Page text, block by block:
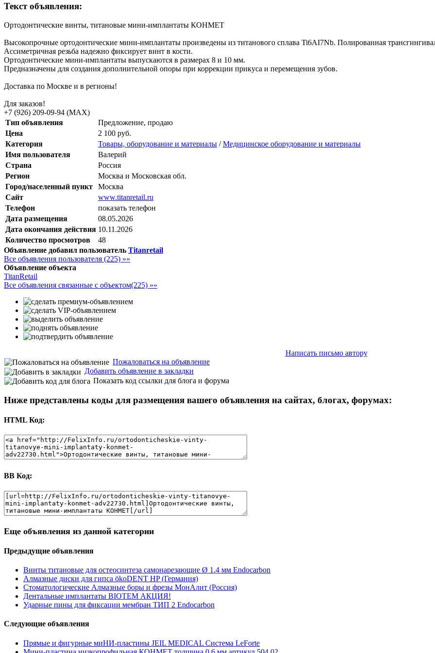
Текст объявления:
Ортодонтические винты, титановые мини-имплантаты КОНМЕТ
Высокопрочные ортодонтические мини-имплантаты произведены из титанового сплава Ti6AI7Nb. Полированная
Ассиметричная резьба надежно фиксирует винт в кости.
Ортодонтические мини-имплантаты выпускаются в размерах 8 и 10 мм.
Предназначены для создания дополнительной опоры при коррекции прикуса и перемещения зубов.
Доставка по Москве и в регионы!
Для заказов!
+7 (926) 209-09-94 (МАХ)
Тип объявления
Предложение, продаю
Цена
2 100 руб.
Категория
Товары, оборудование и материалы /Медицинское оборудование и материалы
Имя пользователя
Валерий
Страна
Россия
Регион
Москва и Московская обл.
Город/населенный пункт
Москва
Сайт
www.titanretail.ru
Телефон
показать телефон
Дата размещения
08.05.2026
Дата окончания действия 10.11.2026
Количество просмотров
48
Объявление добавил пользователь Titanretail
Все объявления пользователя (225) »»
Объявление объекта
TitanRetail
Все объявления связанные с объектом(225) »»
Написать письмо автору
Пожаловаться на объявление
Добавить объявление в закладки
Показать код ссылки для блога и форума
Ниже представлены коды для размещения вашего объявления на сайтах, блогах, форумах:
HTML Код:
BB Код:
Еще объявления из данной категории
Предыдущие объявления
Винты титановые для остеосинтеза самонарезающие Ø 1.4 мм Endocarbon
Алмазные диски для гипса ökoDENT HP (Германия)
Стоматологические Алмазные боры и фрезы МонАлит (Россия)
Дентальные имплантаты BIOTEM АКЦИЯ!
Ударные пины для фиксации мембран ТИП 2 Endocarbon
Следующие объявления
Прямые и фигурные миНИ-пластины JEIL MEDICAL Система LeForte